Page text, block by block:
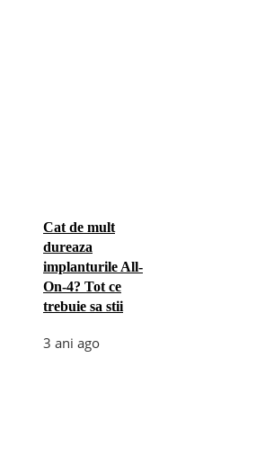
Cat de mult
dureaza
implanturile All-
On-4? Tot ce
trebuie sa stii
3 ani ago